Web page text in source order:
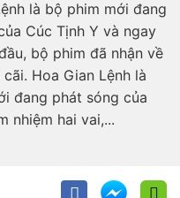
là bộ phim mới đang
Cúc Tịnh Y và ngay
bộ phim đã nhận về
Hoa Gian Lệnh là
đang phát sóng của
nhiệm hai vai,...